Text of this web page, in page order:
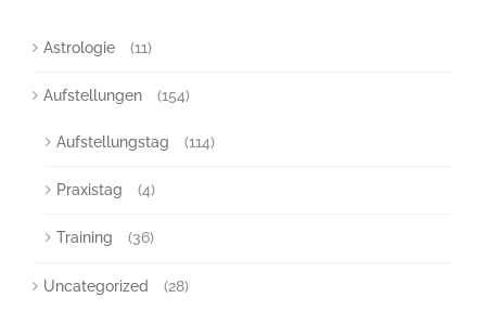
Astrologie (11)
Aufstellungen (154)
Aufstellungstag (114)
Praxistag (4)
Training (36)
Uncategorized (28)